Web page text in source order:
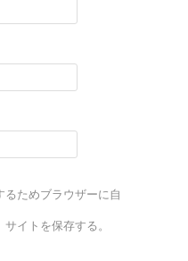
るためブラウザーに自
イトを保存する。